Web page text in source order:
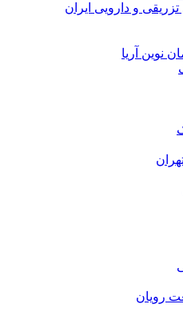
و دارویی ایران
نوین آریا
رویان